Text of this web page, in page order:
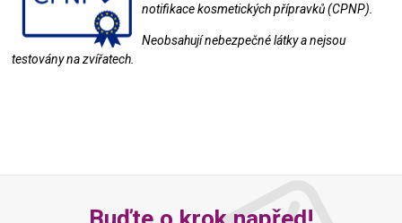
notifikace kosmetických přípravků (CPNP).
Neobsahují nebezpečné látky a nejsou
testovány na zvířatech.